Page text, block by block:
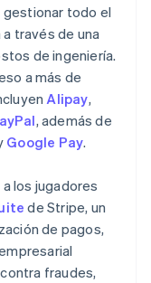
gestionar todo el
través de una
de ingeniería.
a más de
Alipay,
, además de
Google Pay.
los jugadores
de Stripe, un
de pagos,
fraudes,